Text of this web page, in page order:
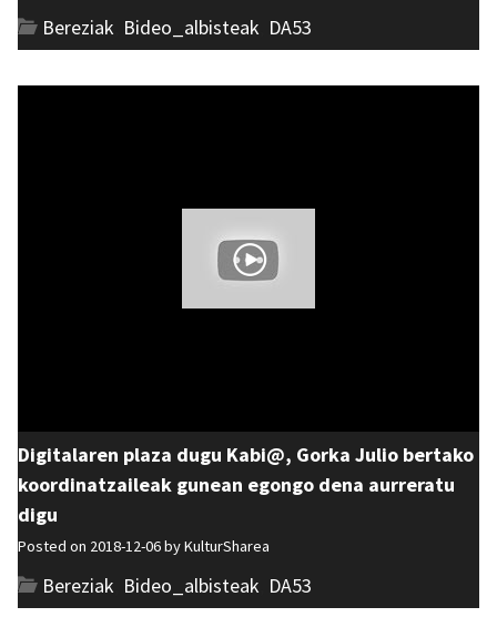
Bereziak Bideo_albisteak DA53
Digitalaren plaza dugu Kabi@, Gorka Julio bertako
koordinatzaileak gunean egongo dena aurreratu
digu
Posted on 2018-12-06 byKulturSharea
Bereziak Bideo_albisteak DA53